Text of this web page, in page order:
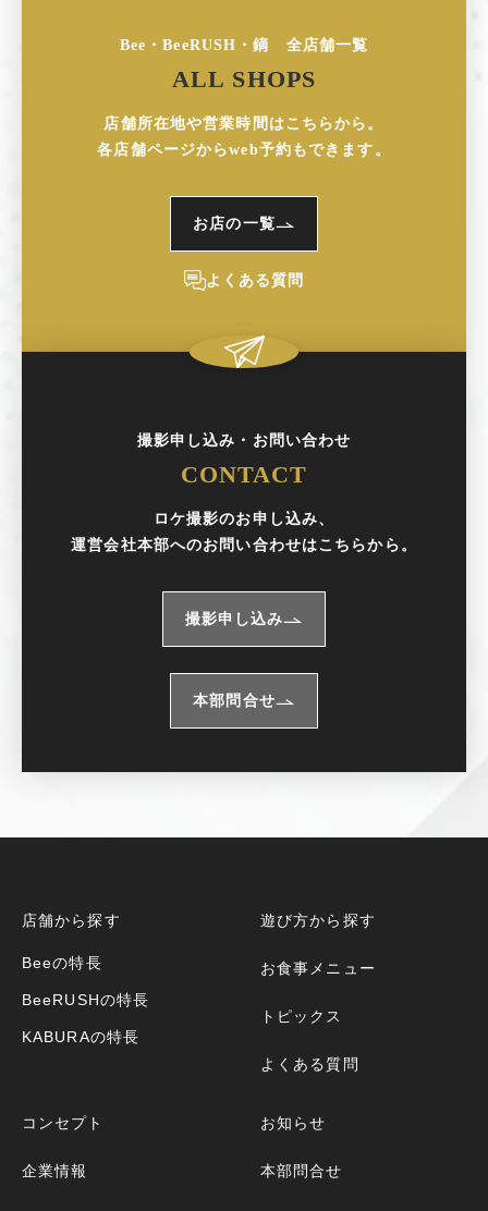
Bee・BeeRUSH・鏑 全店舗一覧
ALL SHOPS
店舗所在地や営業時間はこちらから。
各店舗ページからweb予約もできます。
お店の一覧
よくある質問
撮影申し込み・お問い合わせ
CONTACT
ロケ撮影のお申し込み、
運営会社本部へのお問い合わせはこちらから。
撮影申し込み
本部問合せ
店舗から探す
Beeの特長
BeeRUSHの特長
KABURAの特長
遊び方から探す
お食事メニュー
トピックス
よくある質問
コンセプト
企業情報
お知らせ
本部問合せ